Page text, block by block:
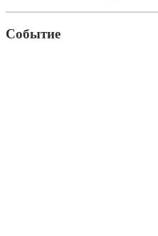
Событие